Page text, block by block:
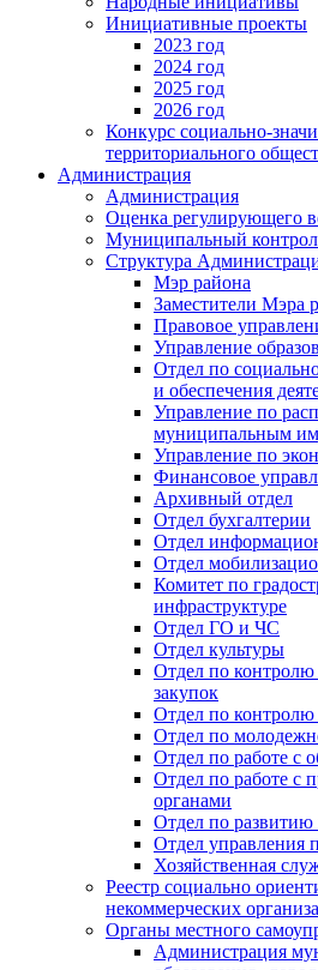
Инициативные проекты
2023 год
2024 год
2025 год
2026 год
Конкурс социально-
территориального
Администрация
Администрация
Оценка регулирующего
Муниципальный
Структура
Мэр района
Заместители Мэра
Правовое
Управление
Отдел по
и обеспечения
Управление по
муниципальным
Управление по
Финансовое
Архивный отдел
Отдел бухгалтерии
Отдел
Отдел
Комитет по
инфраструктуре
Отдел ГО и ЧС
Отдел культуры
Отдел по
закупок
Отдел по контролю
Отдел по
Отдел по работе с
Отдел по работе с
органами
Отдел по развитию
Отдел управления
Хозяйственная
Реестр социально
некоммерческих
Органы местного
Администрация